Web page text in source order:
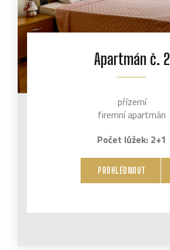
Apartmán č. 2
přízemí
firemní apartmán
Počet lůžek: 2+1
PROHLÉDNOUT